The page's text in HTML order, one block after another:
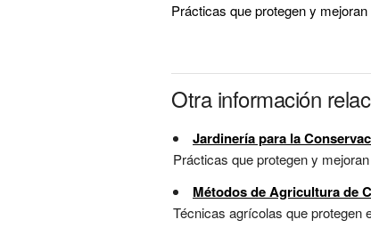
Prácticas que protegen y
Otra información
Jardinería para la
Prácticas que protegen y
Métodos de Agricultura de
Técnicas agrícolas que protegen